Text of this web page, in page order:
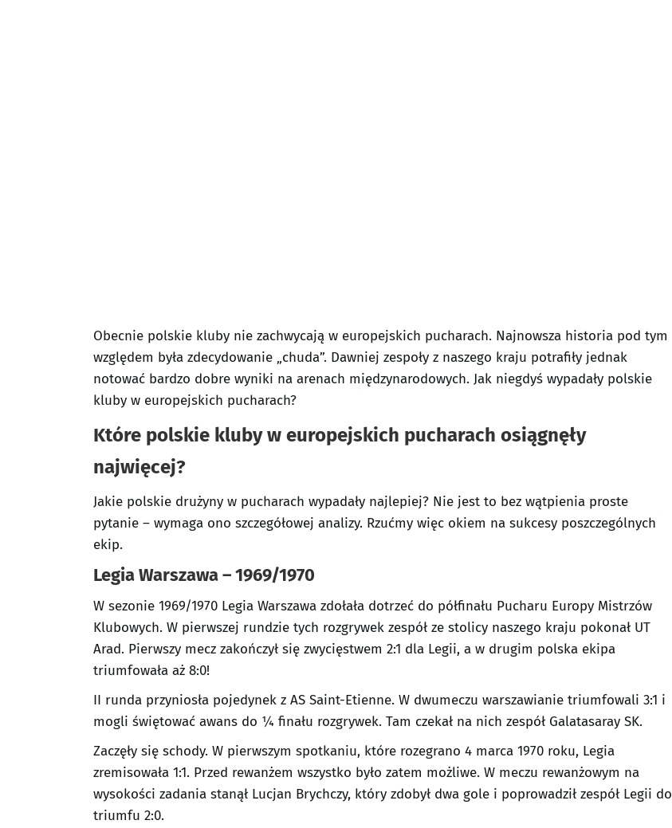
Obecnie polskie kluby nie zachwycają w europejskich pucharach. Najnowsza historia pod tym
względem była zdecydowanie „chuda”. Dawniej zespoły z naszego kraju potrafiły jednak
notować bardzo dobre wyniki na arenach międzynarodowych. Jak niegdyś wypadały polskie
kluby w europejskich pucharach?
Które polskie kluby w europejskich pucharach osiągnęły
najwięcej?
Jakie polskie drużyny w pucharach wypadały najlepiej? Nie jest to bez wątpienia proste
pytanie – wymaga ono szczegółowej analizy. Rzućmy więc okiem na sukcesy poszczególnych
ekip.
Legia Warszawa – 1969/1970
W sezonie 1969/1970 Legia Warszawa zdołała dotrzeć do półfinału Pucharu Europy Mistrzów
Klubowych. W pierwszej rundzie tych rozgrywek zespół ze stolicy naszego kraju pokonał UT
Arad. Pierwszy mecz zakończył się zwycięstwem 2:1 dla Legii, a w drugim polska ekipa
triumfowała aż 8:0!
II runda przyniosła pojedynek z AS Saint-Etienne. W dwumeczu warszawianie triumfowali 3:1 i
mogli świętować awans do ¼ finału rozgrywek. Tam czekał na nich zespół Galatasaray SK.
Zaczęły się schody. W pierwszym spotkaniu, które rozegrano 4 marca 1970 roku, Legia
zremisowała 1:1. Przed rewanżem wszystko było zatem możliwe. W meczu rewanżowym na
wysokości zadania stanął Lucjan Brychczy, który zdobył dwa gole i poprowadził zespół Legii do
triumfu 2:0.